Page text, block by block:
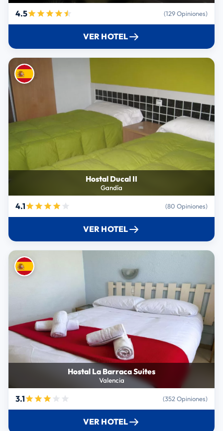
4.5 (129 Opiniones)
VER HOTEL
Hostal Ducal II
Gandía
4.1 (80 Opiniones)
VER HOTEL
Hostal La Barraca Suites
Valencia
3.1 (352 Opiniones)
VER HOTEL